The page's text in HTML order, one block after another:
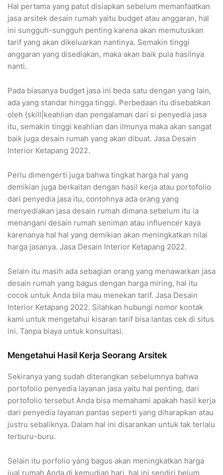
Hal pertama yang patut disiapkan sebelum memanfaatkan
jasa arsitek desain rumah yaitu budget atau anggaran, hal
ini sungguh-sungguh penting karena akan memutuskan
tarif yang akan dikeluarkan nantinya. Semakin tinggi
anggaran yang disediakan, maka akan baik pula hasilnya
nanti.
Pada biasanya budget jasa ini beda satu dengan yang lain,
ada yang standar hingga tinggi. Perbedaan itu disebabkan
oleh {skill|keahlian dan pengalaman dari si penyedia jasa
itu, semakin tinggi keahlian dan ilmunya maka akan sangat
baik juga desain rumah yang akan dibuat. Jasa Desain
Interior Ketapang 2022.
Perlu dimengerti juga bahwa tingkat harga hal yang
demikian juga berkaitan dengan hasil kerja atau portofolio
dari penyedia jasa itu, contohnya ada orang yang
menyediakan jasa desain rumah dimana sebelum itu ia
menangani desain rumah seniman atau influencer kaya
karenanya hal hal yang demikian akan meningkatkan nilai
harga jasanya. Jasa Desain Interior Ketapang 2022.
Selain itu masih ada sebagian orang yang menawarkan jasa
desain rumah yang bagus dengan harga miring, hal itu
cocok untuk Anda bila mau menekan tarif. Jasa Desain
Interior Ketapang 2022. Silahkan hubungi nomor kontak
kami untuk mengetahui kisaran tarif bisa lantas cek di situs
ini. Tanpa biaya untuk konsultasi.
Mengetahui Hasil Kerja Seorang Arsitek
Sekiranya yang sudah diterangkan sebelumnya bahwa
portofolio penyedia layanan jasa yaitu hal penting, dari
portofolio tersebut Anda bisa memahami apakah hasil kerja
dari penyedia layanan pantas seperti yang diharapkan atau
justru sebaliknya. Dalam hal ini disarankan untuk tak terlalu
terburu-buru.
Selain itu porfolio yang bagus akan meningkatkan harga
jual rumah Anda di kemudian hari, hal ini sendiri belum